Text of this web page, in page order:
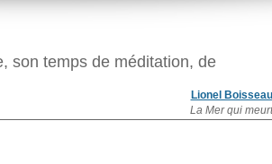
son temps de méditation, de
Lionel Boisseau
La Mer qui meurt